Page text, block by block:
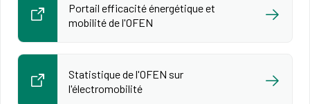
Portail efficacité énergétique et
mobilité de l'OFEN
Statistique de l'OFEN sur
l'électromobilité